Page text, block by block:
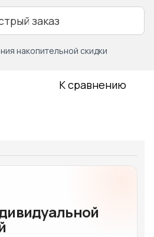
заказ
накопительной скидки
К сравнению